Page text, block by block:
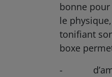
bonne
le
tonifiant
boxe
-